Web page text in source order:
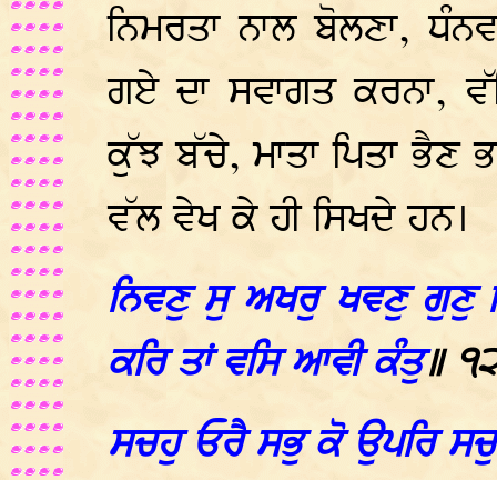
ਨਿਮਰਤਾ ਨਾਲ ਬੋਲਣਾ,
ਗਏ ਦਾ ਸਵਾਗਤ ਕਰਨਾ,
ਕੁੱਝ ਬੱਚੇ, ਮਾਤਾ ਪਿਤਾ ਭੈਣ
ਵੱਲ ਵੇਖ ਕੇ ਹੀ ਸਿਖਦੇ ਹਨ।
ਨਿਵਣੁ ਸੁ ਅਖਰੁ ਖਵਣੁ ਗੁਣੁ
ਕਰਿ ਤਾਂ ਵਸਿ ਆਵੀ ਕੰਤੁ॥
ਸਚਹੁ ਓਰੈ ਸਭੁ ਕੋ ਉਪਰਿ